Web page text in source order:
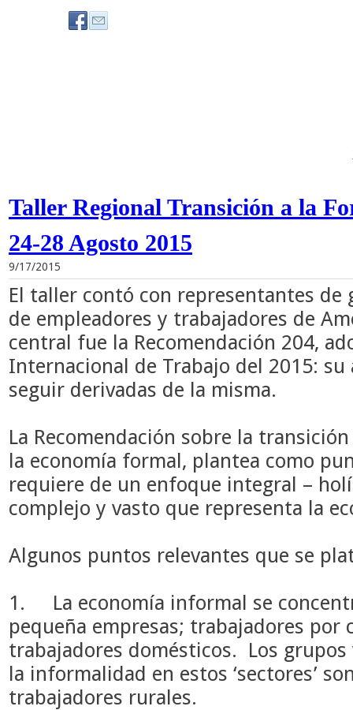
Taller Regional Transición a la
24-28 Agosto 2015
9/17/2015
El taller contó con representantes de
de empleadores y trabajadores de
central fue la Recomendación 204,
Internacional de Trabajo del 2015:
seguir derivadas de la misma.
La Recomendación sobre la
la economía formal, plantea como
requiere de un enfoque integral –
complejo y vasto que representa la
Algunos puntos relevantes que se
1.
La economía informal se
pequeña empresas; trabajadores por
trabajadores domésticos. Los
la informalidad en estos ‘sectores’
trabajadores rurales.